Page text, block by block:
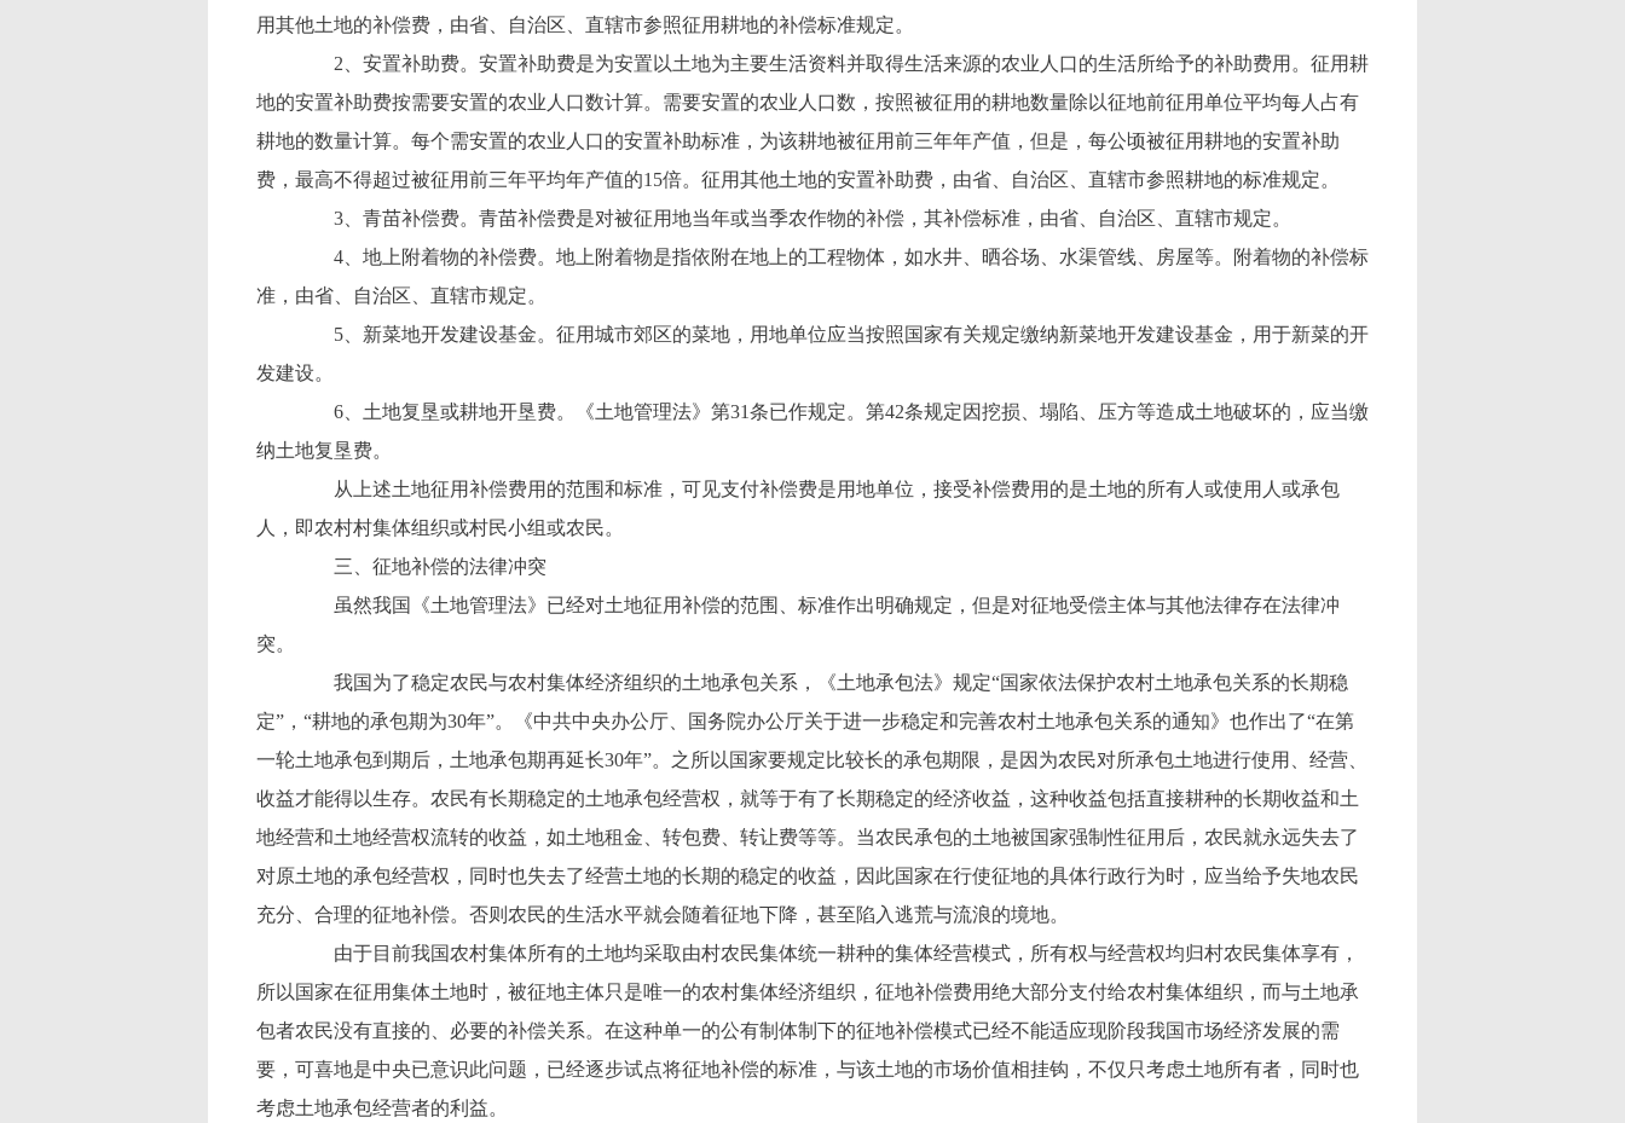
用其他土地的补偿费，由省、自治区、直辖市参照征用耕地的补偿标准规定。
2、安置补助费。安置补助费是为安置以土地为主要生活资料并取得生活来源的农业人口的生活所给予的补助费用。征用耕
地的安置补助费按需要安置的农业人口数计算。需要安置的农业人口数，按照被征用的耕地数量除以征地前征用单位平均每人占有
耕地的数量计算。每个需安置的农业人口的安置补助标准，为该耕地被征用前三年年产值，但是，每公顷被征用耕地的安置补助
费，最高不得超过被征用前三年平均年产值的15倍。征用其他土地的安置补助费，由省、自治区、直辖市参照耕地的标准规定。
3、青苗补偿费。青苗补偿费是对被征用地当年或当季农作物的补偿，其补偿标准，由省、自治区、直辖市规定。
4、地上附着物的补偿费。地上附着物是指依附在地上的工程物体，如水井、晒谷场、水渠管线、房屋等。附着物的补偿标
准，由省、自治区、直辖市规定。
5、新菜地开发建设基金。征用城市郊区的菜地，用地单位应当按照国家有关规定缴纳新菜地开发建设基金，用于新菜的开
发建设。
6、土地复垦或耕地开垦费。《土地管理法》第31条已作规定。第42条规定因挖损、塌陷、压方等造成土地破坏的，应当缴
纳土地复垦费。
从上述土地征用补偿费用的范围和标准，可见支付补偿费是用地单位，接受补偿费用的是土地的所有人或使用人或承包
人，即农村村集体组织或村民小组或农民。
三、征地补偿的法律冲突
虽然我国《土地管理法》已经对土地征用补偿的范围、标准作出明确规定，但是对征地受偿主体与其他法律存在法律冲
突。
我国为了稳定农民与农村集体经济组织的土地承包关系，《土地承包法》规定“国家依法保护农村土地承包关系的长期稳
定”，“耕地的承包期为30年”。《中共中央办公厅、国务院办公厅关于进一步稳定和完善农村土地承包关系的通知》也作出了“在第
一轮土地承包到期后，土地承包期再延长30年”。之所以国家要规定比较长的承包期限，是因为农民对所承包土地进行使用、经营、
收益才能得以生存。农民有长期稳定的土地承包经营权，就等于有了长期稳定的经济收益，这种收益包括直接耕种的长期收益和土
地经营和土地经营权流转的收益，如土地租金、转包费、转让费等等。当农民承包的土地被国家强制性征用后，农民就永远失去了
对原土地的承包经营权，同时也失去了经营土地的长期的稳定的收益，因此国家在行使征地的具体行政行为时，应当给予失地农民
充分、合理的征地补偿。否则农民的生活水平就会随着征地下降，甚至陷入逃荒与流浪的境地。
由于目前我国农村集体所有的土地均采取由村农民集体统一耕种的集体经营模式，所有权与经营权均归村农民集体享有，
所以国家在征用集体土地时，被征地主体只是唯一的农村集体经济组织，征地补偿费用绝大部分支付给农村集体组织，而与土地承
包者农民没有直接的、必要的补偿关系。在这种单一的公有制体制下的征地补偿模式已经不能适应现阶段我国市场经济发展的需
要，可喜地是中央已意识此问题，已经逐步试点将征地补偿的标准，与该土地的市场价值相挂钩，不仅只考虑土地所有者，同时也
考虑土地承包经营者的利益。